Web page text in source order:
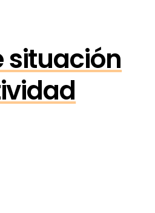
situación